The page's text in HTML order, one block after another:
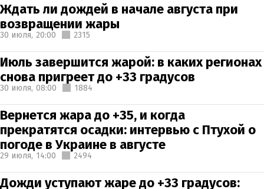
Ждать ли дождей в начале августа при
возвращении жары
30 июля, 20:00 2315
Июль завершится жарой: в каких регионах
снова пригреет до +33 градусов
30 июля, 08:00 1884
Вернется жара до +35, и когда
прекратятся осадки: интервью с Птухой о
погоде в Украине в августе
29 июля, 14:00 2494
Дожди уступают жаре до +33 градусов: